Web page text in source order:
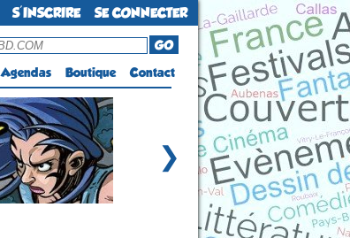
S'INSCRIRE
SE CONNECTER
GO
Agendas Boutique Contact
❯